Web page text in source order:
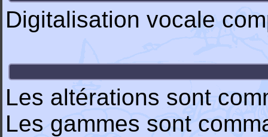
Digitalisation vocale
Les altérations sont
Les gammes sont